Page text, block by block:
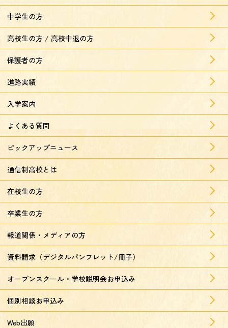
中学生の方
高校生の方 / 高校中退の方
保護者の方
進路実績
入学案内
よくある質問
ピックアップニュース
通信制高校とは
在校生の方
卒業生の方
報道関係・メディアの方
資料請求（デジタルパンフレット/冊子）
オープンスクール・学校説明会お申込み
個別相談お申込み
Web出願